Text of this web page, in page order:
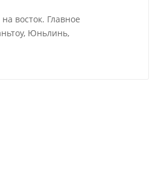
восток. Главное
Юньлинь,